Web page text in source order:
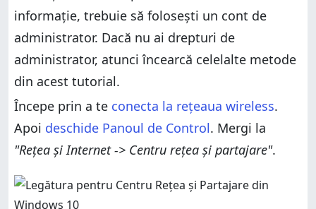
informaţie, trebuie să foloseşti un cont de
administrator. Dacă nu ai drepturi de
administrator, atunci încearcă celelalte metode
din acest tutorial.
Începe prin a te conecta la reţeaua wireless.
Apoi deschide Panoul de Control. Mergi la
"Reţea şi Internet -> Centru reţea şi partajare".